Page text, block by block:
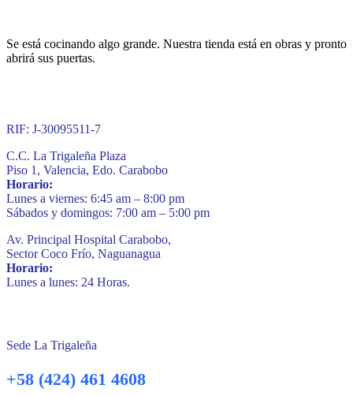
Se está cocinando algo grande. Nuestra tienda está en obras y pronto
abrirá sus puertas.
RIF: J-30095511-7
C.C. La Trigaleña Plaza
Piso 1, Valencia, Edo. Carabobo
Horario:
Lunes a viernes: 6:45 am – 8:00 pm
Sábados y domingos: 7:00 am – 5:00 pm
Av. Principal Hospital Carabobo,
Sector Coco Frío, Naguanagua
Horario:
Lunes a lunes: 24 Horas.
Sede La Trigaleña
+58 (424) 461 4608